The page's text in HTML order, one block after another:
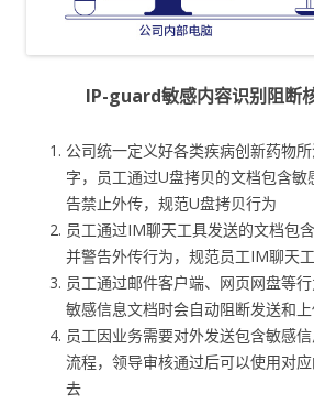
IP-guard敏感内容识别阻断
公司统一定义好各类疾病创新药物
字，员工通过U盘拷贝的文档包含
告禁止外传，规范U盘拷贝行为
员工通过IM聊天工具发送的文档包
并警告外传行为，规范员工IM聊天
员工通过邮件客户端、网页网盘等
敏感信息文档时会自动阻断发送和
员工因业务需要对外发送包含敏感
流程，领导审核通过后可以使用对
去